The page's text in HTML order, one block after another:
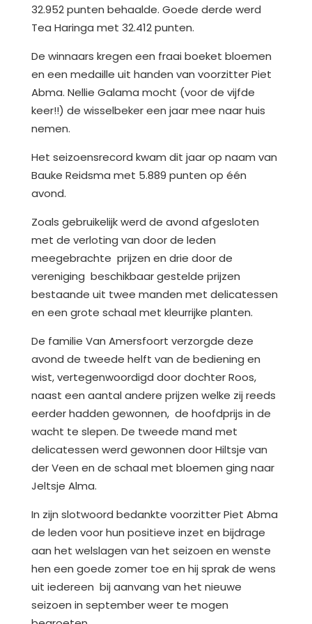
32.952 punten behaalde. Goede derde werd
Tea Haringa met 32.412 punten.
De winnaars kregen een fraai boeket bloemen
en een medaille uit handen van voorzitter Piet
Abma. Nellie Galama mocht (voor de vijfde
keer!!) de wisselbeker een jaar mee naar huis
nemen.
Het seizoensrecord kwam dit jaar op naam van
Bauke Reidsma met 5.889 punten op één
avond.
Zoals gebruikelijk werd de avond afgesloten
met de verloting van door de leden
meegebrachte prijzen en drie door de
vereniging beschikbaar gestelde prijzen
bestaande uit twee manden met delicatessen
en een grote schaal met kleurrijke planten.
De familie Van Amersfoort verzorgde deze
avond de tweede helft van de bediening en
wist, vertegenwoordigd door dochter Roos,
naast een aantal andere prijzen welke zij reeds
eerder hadden gewonnen, de hoofdprijs in de
wacht te slepen. De tweede mand met
delicatessen werd gewonnen door Hiltsje van
der Veen en de schaal met bloemen ging naar
Jeltsje Alma.
In zijn slotwoord bedankte voorzitter Piet Abma
de leden voor hun positieve inzet en bijdrage
aan het welslagen van het seizoen en wenste
hen een goede zomer toe en hij sprak de wens
uit iedereen bij aanvang van het nieuwe
seizoen in september weer te mogen